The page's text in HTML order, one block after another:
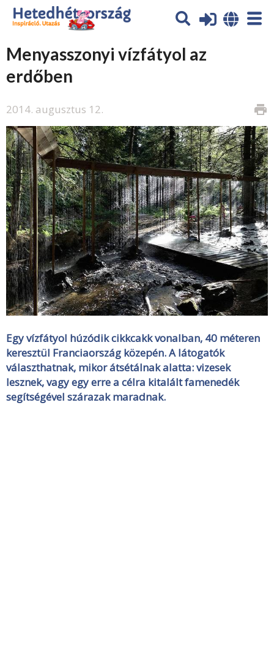
Menyasszonyi vízfátyol az
erdőben
2014. augusztus 12. print
Egy vízfátyol húzódik cikkcakk vonalban, 40 méteren
keresztül Franciaország közepén. A látogatók
választhatnak, mikor átsétálnak alatta: vizesek
lesznek, vagy egy erre a célra kitalált famenedék
segítségével szárazak maradnak.